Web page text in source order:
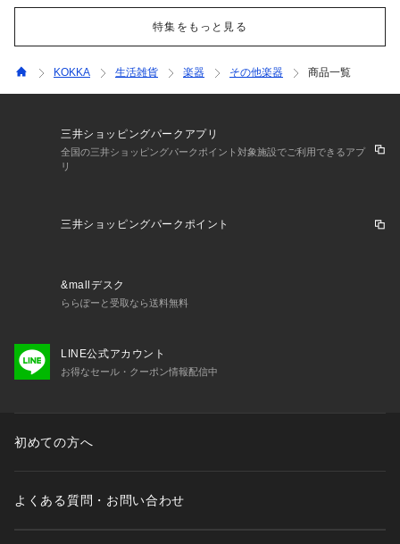
特集をもっと見る
KOKKA 生活雑貨 楽器 その他楽器 商品一覧
三井ショッピングパークアプリ
全国の三井ショッピングパークポイント対象施設でご利用できるアプ
リ
三井ショッピングパークポイント
&mallデスク
ららぽーと受取なら送料無料
LINE公式アカウント
お得なセール・クーポン情報配信中
初めての方へ
よくある質問・お問い合わせ